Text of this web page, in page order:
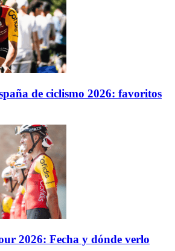
de ciclismo 2026: favoritos
2026: Fecha y dónde verlo